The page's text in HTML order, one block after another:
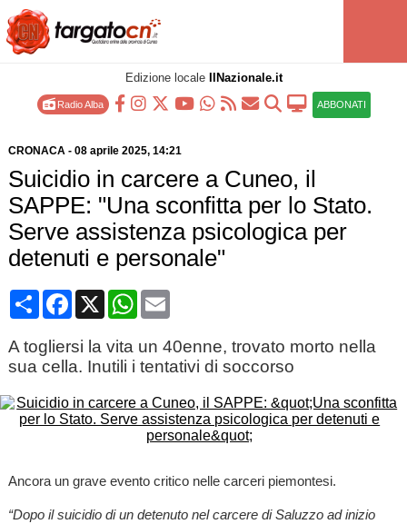
Edizione locale IlNazionale.it
Radio Alba ABBONATI
CRONACA- 08 aprile 2025, 14:21
Suicidio in carcere a Cuneo, il
SAPPE: "Una sconfitta per lo Stato.
Serve assistenza psicologica per
detenuti e personale"
CondividiFacebook
X WhatsApp
Email
A togliersi la vita un 40enne, trovato morto nella
sua cella. Inutili i tentativi di soccorso
Ancora un grave evento critico nelle carceri piemontesi.
“Dopo il suicidio di un detenuto nel carcere di Saluzzo ad inizio